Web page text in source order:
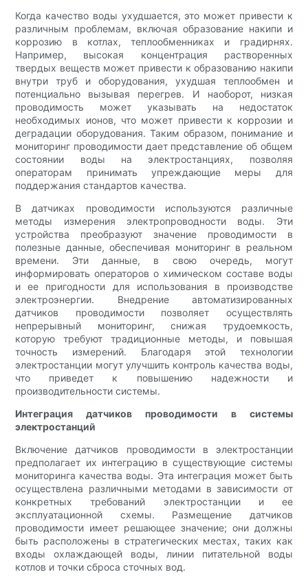
Когда качество воды ухудшается, это может привести к
различным проблемам, включая образование накипи и
коррозию в котлах, теплообменниках и градирнях.
Например, высокая концентрация растворенных
твердых веществ может привести к образованию накипи
внутри труб и оборудования, ухудшая теплообмен и
потенциально вызывая перегрев. И наоборот, низкая
проводимость может указывать на недостаток
необходимых ионов, что может привести к коррозии и
деградации оборудования. Таким образом, понимание и
мониторинг проводимости дает представление об общем
состоянии воды на электростанциях, позволяя
операторам принимать упреждающие меры для
поддержания стандартов качества.
В датчиках проводимости используются различные
методы измерения электропроводности воды. Эти
устройства преобразуют значение проводимости в
полезные данные, обеспечивая мониторинг в реальном
времени. Эти данные, в свою очередь, могут
информировать операторов о химическом составе воды
и ее пригодности для использования в производстве
электроэнергии. Внедрение автоматизированных
датчиков проводимости позволяет осуществлять
непрерывный мониторинг, снижая трудоемкость,
которую требуют традиционные методы, и повышая
точность измерений. Благодаря этой технологии
электростанции могут улучшить контроль качества воды,
что приведет к повышению надежности и
производительности системы.
Интеграция датчиков проводимости в системы
электростанций
Включение датчиков проводимости в электростанции
предполагает их интеграцию в существующие системы
мониторинга качества воды. Эта интеграция может быть
осуществлена ​​различными методами в зависимости от
конкретных требований электростанции и ее
эксплуатационной схемы. Размещение датчиков
проводимости имеет решающее значение; они должны
быть расположены в стратегических местах, таких как
входы охлаждающей воды, линии питательной воды
котлов и точки сброса сточных вод.